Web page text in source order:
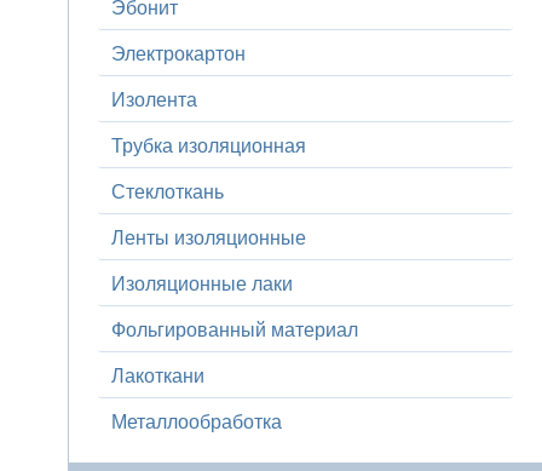
Эбонит
Электрокартон
Изолента
Трубка изоляционная
Стеклоткань
Ленты изоляционные
Изоляционные лаки
Фольгированный материал
Лакоткани
Металлообработка